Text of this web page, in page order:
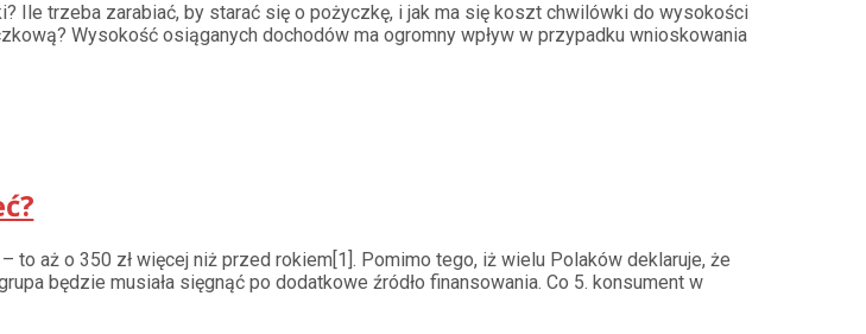
Ile trzeba zarabiać, by starać się o pożyczkę, i jak ma się koszt chwilówki do wysokości
Wysokość osiąganych dochodów ma ogromny wpływ w przypadku wnioskowania
aż o 350 zł więcej niż przed rokiem[1]. Pomimo tego, iż wielu Polaków deklaruje, że
będzie musiała sięgnąć po dodatkowe źródło finansowania. Co 5. konsument w